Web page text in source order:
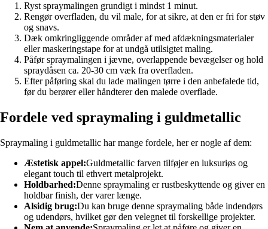
Ryst spraymalingen grundigt i mindst 1 minut.
Rengør overfladen, du vil male, for at sikre, at den er fri for støv
og snavs.
Dæk omkringliggende områder af med afdækningsmaterialer
eller maskeringstape for at undgå utilsigtet maling.
Påfør spraymalingen i jævne, overlappende bevægelser og hold
spraydåsen ca. 20-30 cm væk fra overfladen.
Efter påføring skal du lade malingen tørre i den anbefalede tid,
før du berører eller håndterer den malede overflade.
Fordele ved spraymaling i guldmetallic
Spraymaling i guldmetallic har mange fordele, her er nogle af dem:
Æstetisk appel:Guldmetallic farven tilføjer en luksuriøs og
elegant touch til ethvert metalprojekt.
Holdbarhed:Denne spraymaling er rustbeskyttende og giver en
holdbar finish, der varer længe.
Alsidig brug:Du kan bruge denne spraymaling både indendørs
og udendørs, hvilket gør den velegnet til forskellige projekter.